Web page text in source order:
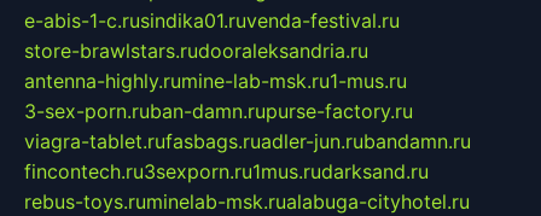
e-abis-1-c.rusindika01.ruvenda-festival.ru
store-brawlstars.rudooraleksandria.ru
antenna-highly.rumine-lab-msk.ru1-mus.ru
3-sex-porn.ruban-damn.rupurse-factory.ru
viagra-tablet.rufasbags.ruadler-jun.rubandamn.ru
fincontech.ru3sexporn.ru1mus.rudarksand.ru
rebus-toys.ruminelab-msk.rualabuga-cityhotel.ru